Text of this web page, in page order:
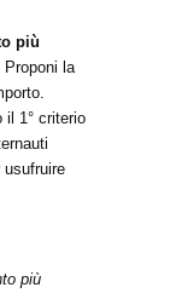
più
Proponi la
il 1° criterio
usufruire
più